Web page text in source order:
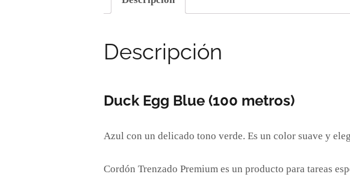
Descripción
Duck Egg Blue (100 metros)
Azul con un delicado tono verde. Es un color suave y
Cordón Trenzado Premium es un producto para tareas